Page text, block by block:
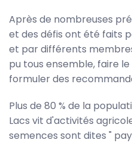
Après de nombreuses
et des défis ont été faits
et par différents
pu tous ensemble, faire
formuler des
Plus de 80 % de la
Lacs vit d'activités
semences sont dites "